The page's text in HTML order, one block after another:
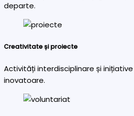
departe.
Creativitate și proiecte
Activități interdisciplinare și
inovatoare.